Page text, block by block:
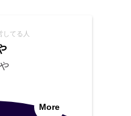
してる人
More